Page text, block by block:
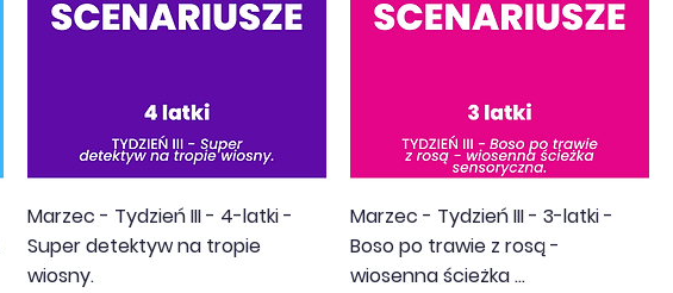
Marzec - Tydzień III - 4-latki -
Super detektyw na tropie
wiosny.
Marzec - Tydzień III - 3-latki -
Boso po trawie z rosą -
wiosenna ścieżka ...